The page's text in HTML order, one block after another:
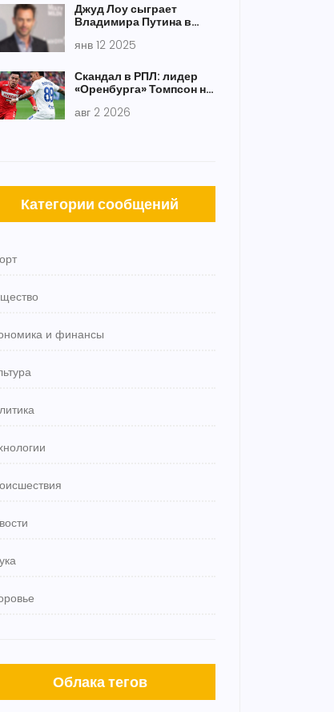
Джуд Лоу сыграет
Владимира Путина в
раскрываем детали
янв 12 2025
Скандал в РПЛ: лидер
«Оренбурга» Томпсон не
авг 2 2026
Категории сообщений
и финансы
Облака тегов